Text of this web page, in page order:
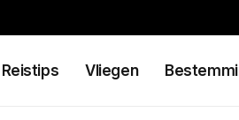
Reistips Vliegen